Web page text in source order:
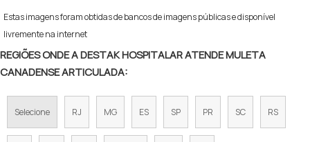
Estas imagens foram obtidas de bancos de imagens públicas e disponível
livremente na internet
REGIÕES ONDE A DESTAK HOSPITALAR ATENDE MULETA
CANADENSE ARTICULADA:
Selecione RJ MG ES SP PR SC RS